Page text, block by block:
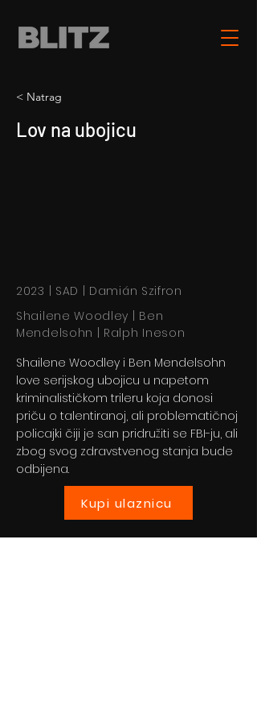
< Natrag
Lov na ubojicu
2023 | SAD | Damián Szifron
Shailene Woodley | Ben
Mendelsohn | Ralph Ineson
Shailene Woodley i Ben Mendelsohn
love serijskog ubojicu u napetom
kriminalističkom trileru koja donosi
priču o talentiranoj, ali problematičnoj
policajki čiji je san pridružiti se FBI-ju, ali
zbog svog zdravstvenog stanja bude
odbijena.
Kupi ulaznicu